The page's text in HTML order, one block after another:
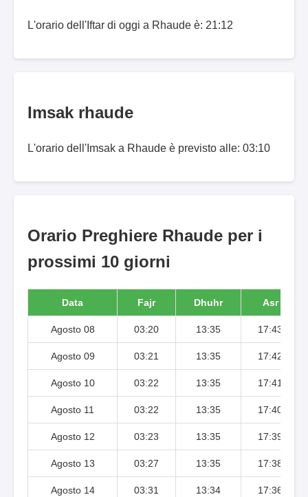
L'orario dell'Iftar di oggi a Rhaude è: 21:12
Imsak rhaude
L'orario dell'Imsak a Rhaude è previsto alle: 03:10
Orario Preghiere Rhaude per i
prossimi 10 giorni
Data Fajr Dhuhr Asr
Agosto 08 03:20 13:35 17:43
Agosto 09 03:21 13:35 17:42
Agosto 10 03:22 13:35 17:41
Agosto 11 03:22 13:35 17:40
Agosto 12 03:23 13:35 17:39
Agosto 13 03:27 13:35 17:38
Agosto 14 03:31 13:34 17:36